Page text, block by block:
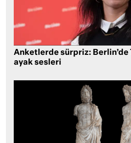
Anketlerde sürpriz: Berlin’de
ayak sesleri